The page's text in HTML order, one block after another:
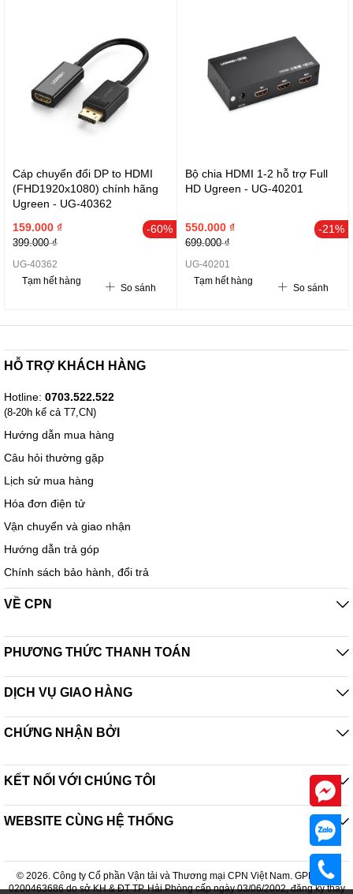
Cáp chuyển đổi DP to HDMI
(FHD1920x1080) chính hãng
Ugreen - UG-40362
-60%
159.000 ₫
399.000 ₫
UG-40362
Tạm hết hàng
So sánh
Bộ chia HDMI 1-2 hỗ trợ Full
HD Ugreen - UG-40201
-21%
550.000 ₫
699.000 ₫
UG-40201
Tạm hết hàng
So sánh
HỖ TRỢ KHÁCH HÀNG
Hotline: 0703.522.522
(8-20h kể cả T7,CN)
Hướng dẫn mua hàng
Câu hỏi thường gặp
Lịch sử mua hàng
Hóa đơn điện tử
Vận chuyển và giao nhận
Hướng dẫn trả góp
Chính sách bảo hành, đổi trả
VỀ CPN
PHƯƠNG THỨC THANH TOÁN
DỊCH VỤ GIAO HÀNG
CHỨNG NHẬN BỞI
KẾT NỐI VỚI CHÚNG TÔI
WEBSITE CÙNG HỆ THỐNG
© 2026. Công ty Cổ phần Vận tải và Thương mại CPN Việt Nam. GPDKKD:
0200463686 do sở KH & ĐT TP. Hải Phòng cấp ngày 03/06/2002, đăng ký thay